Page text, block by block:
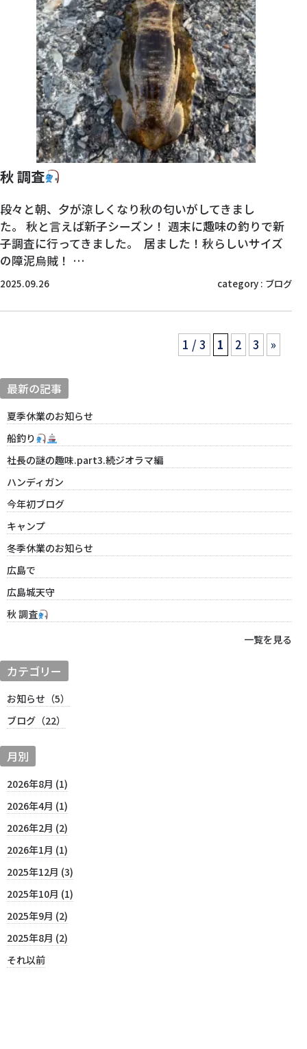
秋 調査
段々と朝、夕が涼しくなり秋の匂いがしてきまし
た。 秋と言えば新子シーズン！ 週末に趣味の釣りで新
子調査に行ってきました。 居ました！秋らしいサイズ
の障泥烏賊！ …
2025.09.26 category : ブログ
1 / 3 1 2 3 »
最新の記事
夏季休業のお知らせ
船釣り
社長の謎の趣味.part3.続ジオラマ編
ハンディガン
今年初ブログ
キャンプ
冬季休業のお知らせ
広島で
広島城天守
秋 調査
一覧を見る
カテゴリー
お知らせ（5）
ブログ（22）
月別
2026年8月 (1)
2026年4月 (1)
2026年2月 (2)
2026年1月 (1)
2025年12月 (3)
2025年10月 (1)
2025年9月 (2)
2025年8月 (2)
それ以前